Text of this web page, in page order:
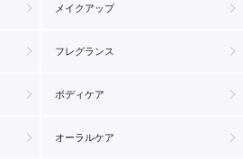
メイクアップ
フレグランス
ボディケア
オーラルケア